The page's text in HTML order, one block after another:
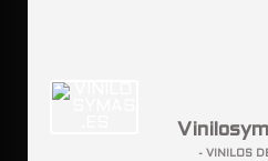
- VINILOS